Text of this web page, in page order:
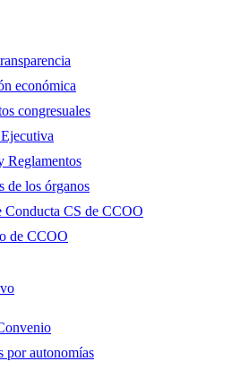
económica
congresuales
Reglamentos
de los órganos
Conducta CS de CCOO
de CCOO
por autonomías